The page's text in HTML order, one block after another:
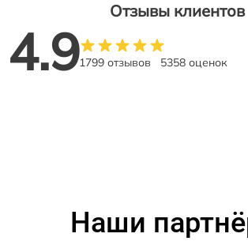
Отзывы клиентов
4.91799 отзывов 5358 оценок
Наши